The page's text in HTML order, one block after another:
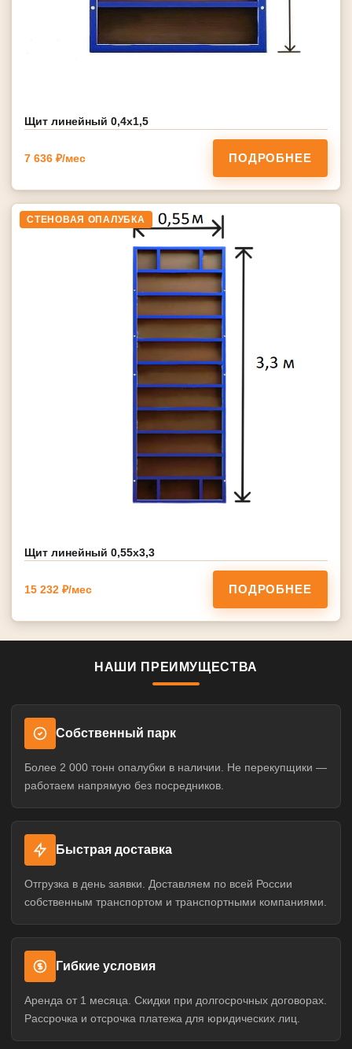
Щит линейный 0,4х1,5
7 636 ₽/мес ПОДРОБНЕЕ
СТЕНОВАЯ ОПАЛУБКА
Щит линейный 0,55х3,3
15 232 ₽/мес ПОДРОБНЕЕ
НАШИ ПРЕИМУЩЕСТВА
Собственный парк
Более 2 000 тонн опалубки в наличии. Не перекупщики —
работаем напрямую без посредников.
Быстрая доставка
Отгрузка в день заявки. Доставляем по всей России
собственным транспортом и транспортными компаниями.
Гибкие условия
Аренда от 1 месяца. Скидки при долгосрочных договорах.
Рассрочка и отсрочка платежа для юридических лиц.